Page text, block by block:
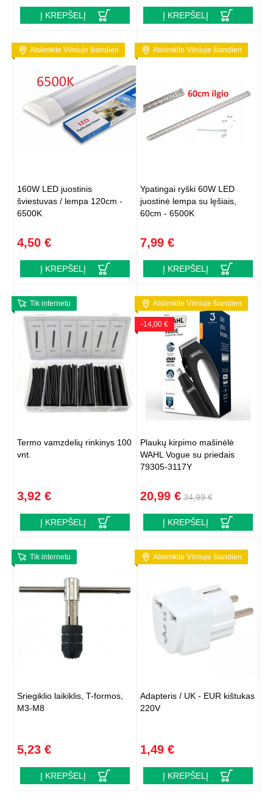
Į KREPŠELĮ Į KREPŠELĮ
Atsiimkite Vilniuje šiandien
160W LED juostinis
šviestuvas / lempa 120cm -
6500K
4,50 €
Į KREPŠELĮ
Atsiimkite Vilniuje šiandien
Ypatingai ryški 60W LED
juostinė lempa su lęšiais,
60cm - 6500K
7,99 €
Į KREPŠELĮ
Tik internetu
Termo vamzdelių rinkinys 100
vnt.
3,92 €
Į KREPŠELĮ
Atsiimkite Vilniuje šiandien
-14,00 €
Plaukų kirpimo mašinėlė
WAHL Vogue su priedais
79305-3117Y
20,99 € 34,99 €
Į KREPŠELĮ
Tik internetu
Sriegiklio laikiklis, T-formos,
M3-M8
5,23 €
Į KREPŠELĮ
Atsiimkite Vilniuje šiandien
Adapteris / UK - EUR kištukas
220V
1,49 €
Į KREPŠELĮ